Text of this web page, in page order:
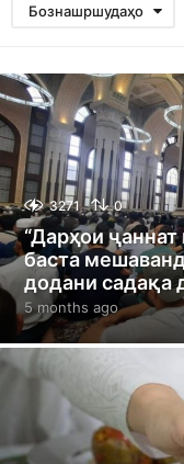
Бознашршудаҳо
3271 0
“Дарҳои
баста
додани садақа
5 months ago6
m
o
t
h
s
a